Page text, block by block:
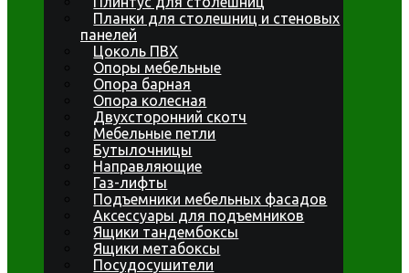
Планки для столешниц и стеновых
панелей
Цоколь ПВХ
Опоры мебельные
Опора барная
Опора колесная
Двухсторонний скотч
Мебельные петли
Бутылочницы
Направляющие
Газ-лифты
Подъемники мебельных фасадов
Аксессуары для подъемников
Ящики тандембоксы
Ящики метабоксы
Посудосушители